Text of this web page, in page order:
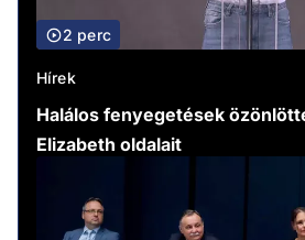
2 perc
Hírek
Halálos fenyegetések
Elizabeth oldalait